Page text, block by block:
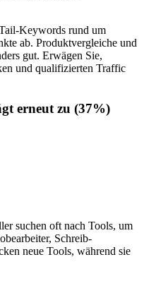
Keywords rund um
ab. Produktvergleiche und
gut. Erwägen Sie,
und qualifizierten Traffic
erneut zu (37%)
suchen oft nach Tools, um
Schreib-
neue Tools, während sie